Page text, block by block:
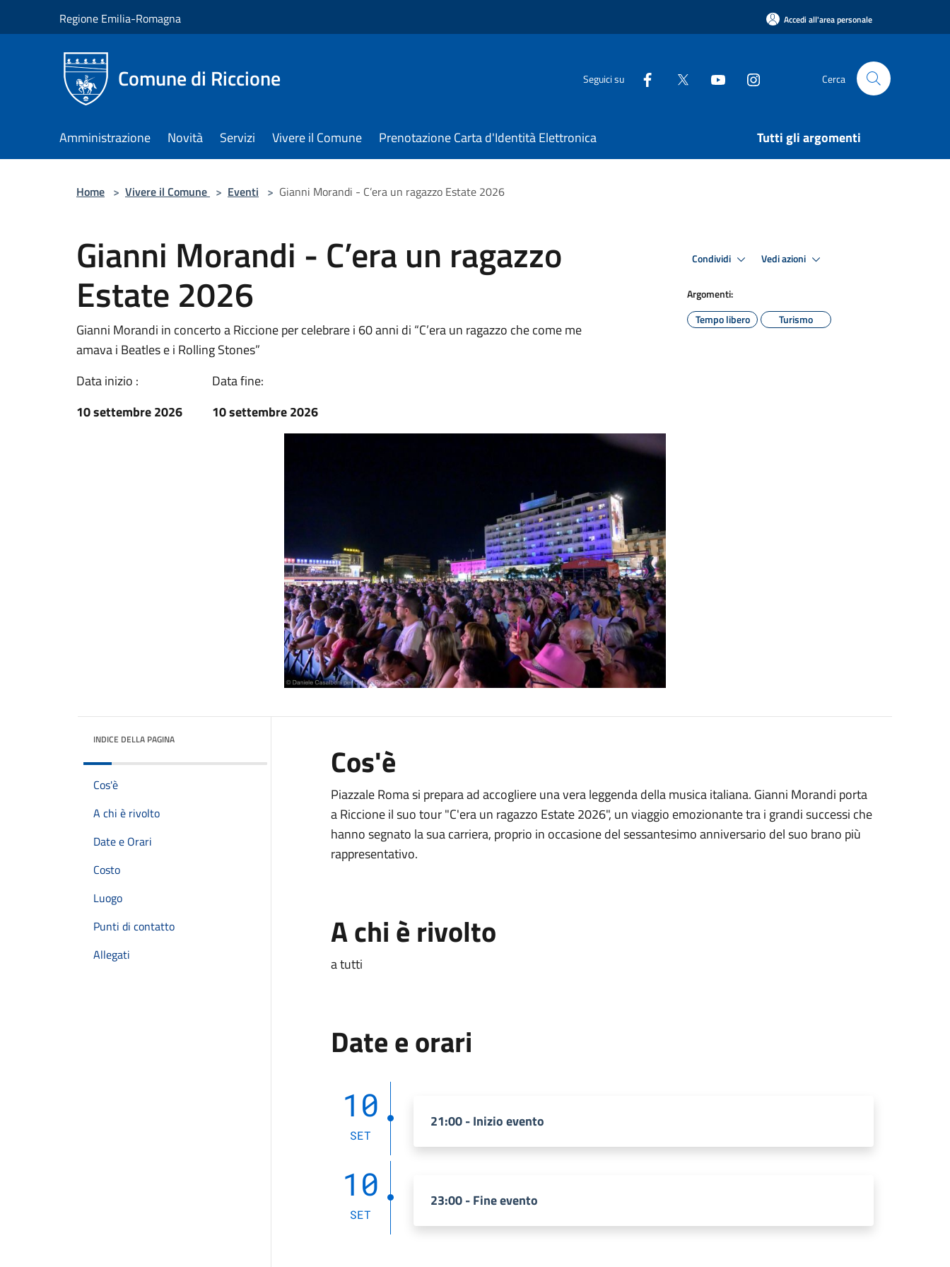
Regione Emilia-Romagna Accedi all'area personale
Comune di Riccione Seguici su Cerca
Amministrazione Novità Servizi Vivere il Comune Prenotazione Carta d'Identità Elettronica Tutti gli argomenti
Home > Vivere il Comune > Eventi > Gianni Morandi - C’era un ragazzo Estate 2026
Gianni Morandi - C’era un ragazzo
Estate 2026
Gianni Morandi in concerto a Riccione per celebrare i 60 anni di “C’era un ragazzo che come me
amava i Beatles e i Rolling Stones”
Data inizio :
10 settembre 2026
Data fine:
10 settembre 2026
Condividi Vedi azioni
Argomenti:
Tempo libero
Turismo
INDICE DELLA PAGINA
Cos'è
A chi è rivolto
Date e Orari
Costo
Luogo
Punti di contatto
Allegati
Cos'è
Piazzale Roma si prepara ad accogliere una vera leggenda della musica italiana. Gianni Morandi porta
a Riccione il suo tour "C'era un ragazzo Estate 2026", un viaggio emozionante tra i grandi successi che
hanno segnato la sua carriera, proprio in occasione del sessantesimo anniversario del suo brano più
rappresentativo.
A chi è rivolto
a tutti
Date e orari
10
SET
21:00 - Inizio evento
10
SET
23:00 - Fine evento